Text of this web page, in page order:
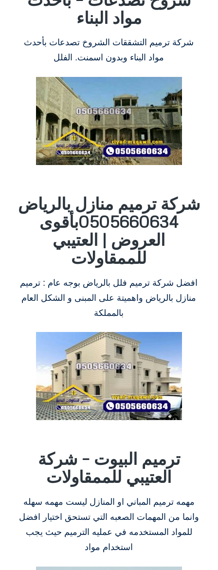
مواد البناء
شركة ترميم التشققات الشروخ تصدعات بأحدث
مواد البناء وبدون اسمنت. الفلل
شركة ترميم منازل بالرياض
0505660634بأقوى
العروض | العتيبي
للممقاولات
افضل شركة ترميم فلل بالرياض بوجه عام : ترميم
منازل بالرياض واهميتة على المبنى و الشكل العام
بالمملكة
ترميم البيوت – شركة
العتيبي للممقاولات
مهمه ترميم المباني او المنازل ليست مهمه سهله
وانما من المهمات الصعبه التي تستحق اختيار افضل
للمواد المستخدمه في عمليه الترميم حيث يجب
استخدام مواد